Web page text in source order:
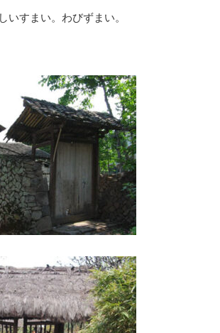
いすまい。わびずまい。